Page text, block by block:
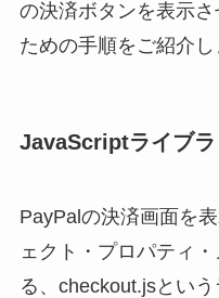
の決済ボタンを表示
ための手順をご紹介し
JavaScriptライブ
PayPalの決済画面を
ェクト・プロパティ
る、checkout.jsとい